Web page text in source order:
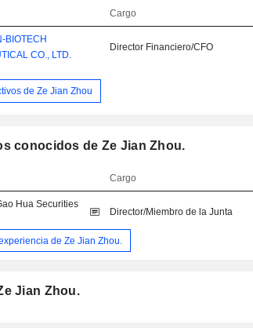
Cargo
BIOTECH
CO., LTD.
Director Financiero/CFO
de Ze Jian Zhou
conocidos de Ze Jian Zhou.
Cargo
Hua Securities
Director/Miembro de la Junta
de Ze Jian Zhou.
Jian Zhou.